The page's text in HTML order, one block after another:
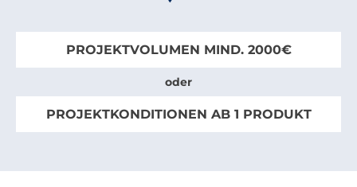
PROJEKTVOLUMEN MIND. 2000€
oder
PROJEKTKONDITIONEN AB 1 PRODUKT